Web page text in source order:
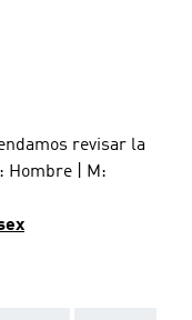
revisar la
Hombre | M: